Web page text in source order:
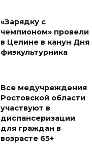
«Зарядку с
чемпионом» провели
в Целине в канун Дня
физкультурника
Все медучреждения
Ростовской области
участвуют в
диспансеризации
для граждан в
возрасте 65+